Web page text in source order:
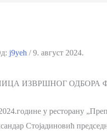
j9yeh /9. август 2024.
ИЗВРШНОГ ОДБОРА
у ресторану
Стојадиновић